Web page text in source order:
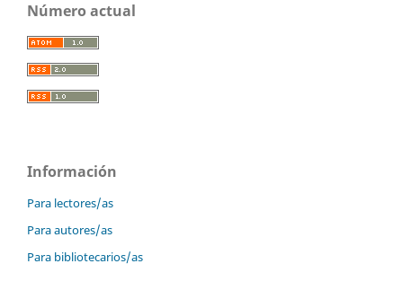
Número actual
Información
Para lectores/as
Para autores/as
Para bibliotecarios/as